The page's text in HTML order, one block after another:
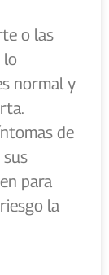
o las
lo
normal y
de
para
la